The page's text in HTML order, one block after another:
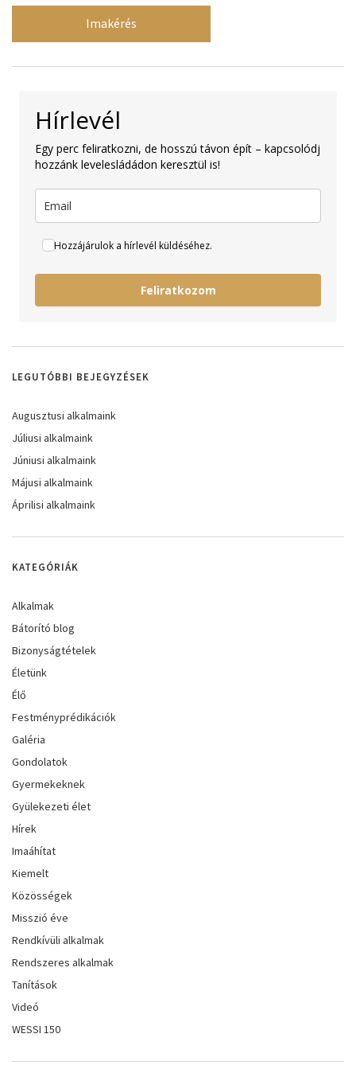
Imakérés
Hírlevél
Egy perc feliratkozni, de hosszú távon épít – kapcsolódj
hozzánk levelesládádon keresztül is!
Hozzájárulok a hírlevél küldéséhez.
Feliratkozom
LEGUTÓBBI BEJEGYZÉSEK
Augusztusi alkalmaink
Júliusi alkalmaink
Júniusi alkalmaink
Májusi alkalmaink
Áprilisi alkalmaink
KATEGÓRIÁK
Alkalmak
Bátorító blog
Bizonyságtételek
Életünk
Élő
Festményprédikációk
Galéria
Gondolatok
Gyermekeknek
Gyülekezeti élet
Hírek
Imaáhítat
Kiemelt
Közösségek
Misszió éve
Rendkívüli alkalmak
Rendszeres alkalmak
Tanítások
Videó
WESSI 150